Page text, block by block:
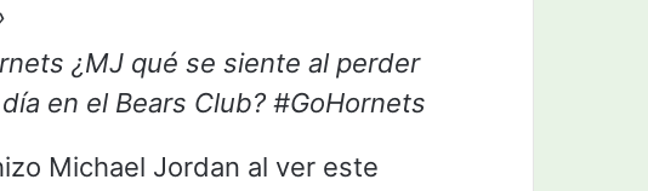
¿MJ qué se siente al perder
en el Bears Club? #GoHornets
Michael Jordan al ver este